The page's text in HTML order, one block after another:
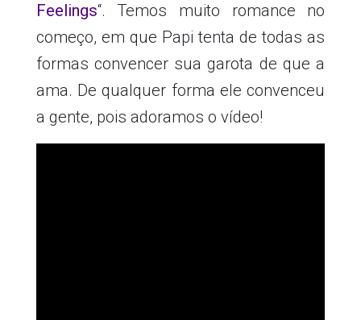
Feelings“. Temos muito romance no
começo, em que Papi tenta de todas as
formas convencer sua garota de que a
ama. De qualquer forma ele convenceu
a gente, pois adoramos o vídeo!